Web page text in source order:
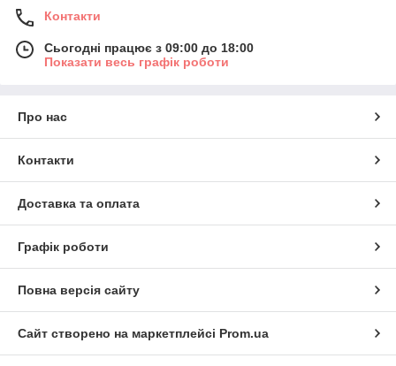
Контакти
Сьогодні працює з 09:00 до 18:00
Показати весь графік роботи
Про нас
Контакти
Доставка та оплата
Графік роботи
Повна версія сайту
Сайт створено на маркетплейсі Prom.ua